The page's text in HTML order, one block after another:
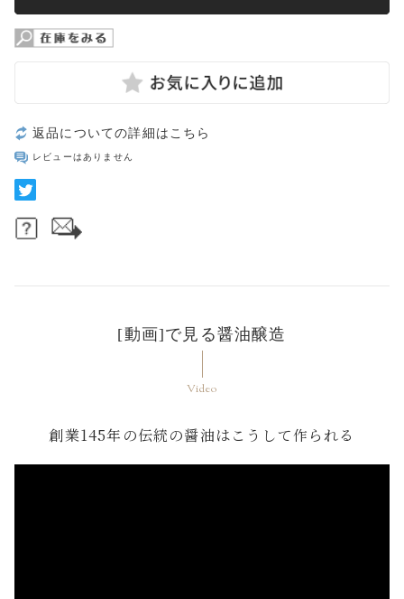
返品についての詳細はこちら
レビューはありません
[動画]で見る醤油醸造
Video
創業145年の伝統の醤油はこうして作られる